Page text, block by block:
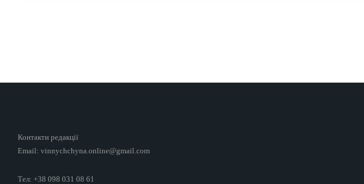
Контакти редакції
Email: vinnychchyna.online@gmail.com
Тел: +38 098 031 08 61